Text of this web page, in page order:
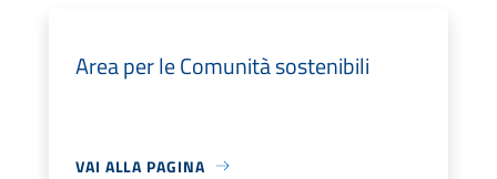
Area per le Comunità sostenibili
VAI ALLA PAGINA